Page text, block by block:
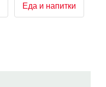
Еда и напитки